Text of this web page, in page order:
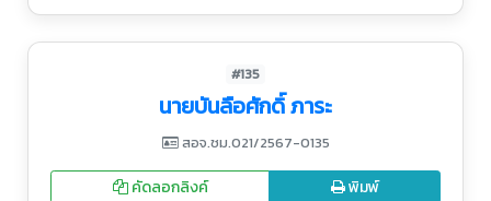
#135
นายบันลือศักดิ์ ภาระ
สอจ.ชม.021/2567-0135
คัดลอกลิงค์ พิมพ์